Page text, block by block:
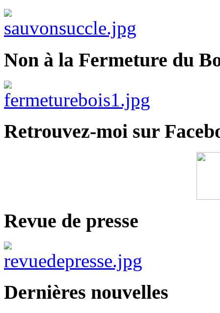
Non à la Fermeture du
Retrouvez-moi sur
Revue de presse
Dernières nouvelles